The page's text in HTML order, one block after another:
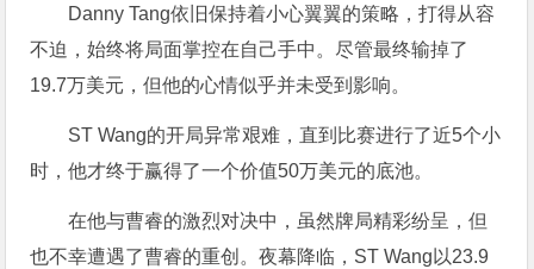
Danny Tang依旧保持着小心翼翼的策略，打得从容
不迫，始终将局面掌控在自己手中。尽管最终输掉了
19.7万美元，但他的心情似乎并未受到影响。
ST Wang的开局异常艰难，直到比赛进行了近5个小
时，他才终于赢得了一个价值50万美元的底池。
在他与曹睿的激烈对决中，虽然牌局精彩纷呈，但
也不幸遭遇了曹睿的重创。夜幕降临，ST Wang以23.9